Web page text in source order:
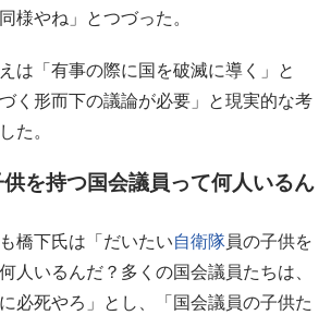
様やね」とつづった。
は「有事の際に国を破滅に導く」と
く形而下の議論が必要」と現実的な考
た。
を持つ国会議員って何人いるん
橋下氏は「だいたい自衛隊員の子供を
人いるんだ？多くの国会議員たちは、
必死やろ」とし、「国会議員の子供た